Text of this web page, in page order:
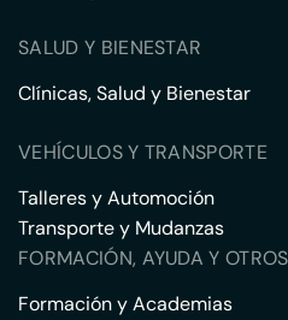
SALUD Y BIENESTAR
Clínicas, Salud y Bienestar
VEHÍCULOS Y TRANSPORTE
Talleres y Automoción
Transporte y Mudanzas
FORMACIÓN, AYUDA Y
Formación y Academias